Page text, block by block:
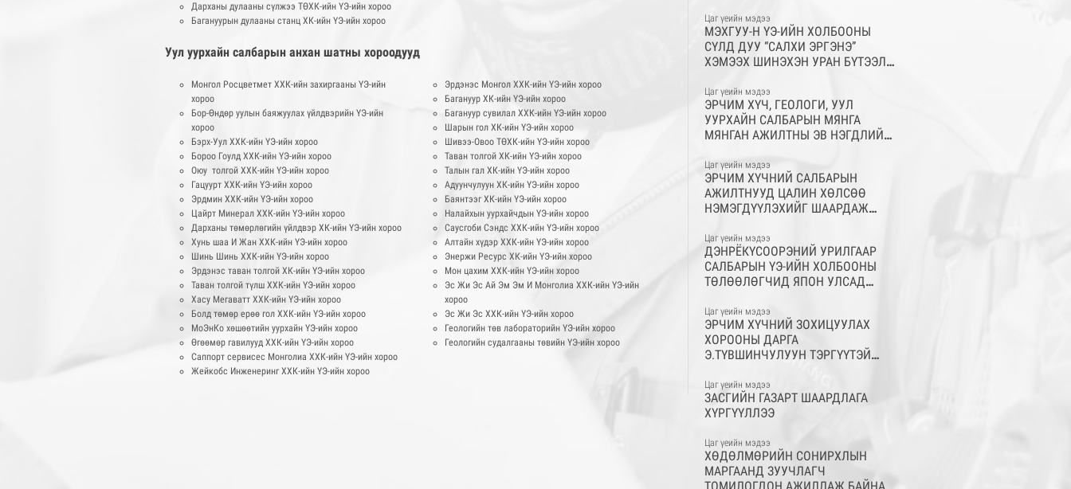
Дарханы дулааны сүлжээ ТӨХК-ийн ҮЭ-ийн хороо
Багануурын дулааны станц ХК-ийн ҮЭ-ийн хороо
Уул уурхайн салбарын анхан шатны хороодууд
Монгол Росцветмет ХХК-ийн захиргааны ҮЭ-ийн
хороо
Бор-Өндөр уулын баяжуулах үйлдвэрийн ҮЭ-ийн
хороо
Бэрх-Уул ХХК-ийн ҮЭ-ийн хороо
Бороо Гоулд ХХК-ийн ҮЭ-ийн хороо
Оюу толгой ХХК-ийн ҮЭ-ийн хороо
Гацуурт ХХК-ийн ҮЭ-ийн хороо
Эрдмин ХХК-ийн ҮЭ-ийн хороо
Цайрт Минерал ХХК-ийн ҮЭ-ийн хороо
Дарханы төмөрлөгийн үйлдвэр ХК-ийн ҮЭ-ийн хороо
Хунь шаа И Жан ХХК-ийн ҮЭ-ийн хороо
Шинь Шинь ХХК-ийн ҮЭ-ийн хороо
Эрдэнэс таван толгой ХК-ийн ҮЭ-ийн хороо
Таван толгой түлш ХХК-ийн ҮЭ-ийн хороо
Хасу Мегаватт ХХК-ийн ҮЭ-ийн хороо
Болд төмөр ерөө гол ХХК-ийн ҮЭ-ийн хороо
МоЭнКо хөшөөтийн уурхайн ҮЭ-ийн хороо
Өгөөмөр гавилууд ХХК-ийн ҮЭ-ийн хороо
Саппорт сервисес Монголиа ХХК-ийн ҮЭ-ийн хороо
Жейкобс Инженеринг ХХК-ийн ҮЭ-ийн хороо
Эрдэнэс Монгол ХХК-ийн ҮЭ-ийн хороо
Багануур ХК-ийн ҮЭ-ийн хороо
Багануур сувилал ХХК-ийн ҮЭ-ийн хороо
Шарын гол ХК-ийн ҮЭ-ийн хороо
Шивээ-Овоо ТӨХК-ийн ҮЭ-ийн хороо
Таван толгой ХК-ийн ҮЭ-ийн хороо
Талын гал ХК-ийн ҮЭ-ийн хороо
Адуунчулуун ХК-ийн ҮЭ-ийн хороо
Баянтээг ХК-ийн ҮЭ-ийн хороо
Налайхын уурхайчдын ҮЭ-ийн хороо
Саусгоби Сэндс ХХК-ийн ҮЭ-ийн хороо
Алтайн хүдэр ХХК-ийн ҮЭ-ийн хороо
Энержи Ресурс ХК-ийн ҮЭ-ийн хороо
Мон цахим ХХК-ийн ҮЭ-ийн хороо
Эс Жи Эс Ай Эм Эм И Монголиа ХХК-ийн ҮЭ-ийн
хороо
Эс Жи Эс ХХК-ийн ҮЭ-ийн хороо
Геологийн төв лабораторийн ҮЭ-ийн хороо
Геологийн судалгааны төвийн ҮЭ-ийн хороо
ХЭСГИЙГ БАЙГУУЛЛАА
Цаг үеийн мэдээ
МЭХГУУ-Н ҮЭ-ИЙН ХОЛБООНЫ
СҮЛД ДУУ “САЛХИ ЭРГЭНЭ”
ХЭМЭЭХ ШИНЭХЭН УРАН БҮТЭЭЛ
Цаг үеийн мэдээ
ЭРЧИМ ХҮЧ, ГЕОЛОГИ, УУЛ
УУРХАЙН САЛБАРЫН МЯНГА
МЯНГАН АЖИЛТНЫ ЭВ НЭГДЛИЙН
ҮЭ-ИЙН ХОЛБООНЫ ТҮҮХТ 30
ЖИЛИЙН ОЙН БАЯРЫН ХУРАЛ
ЁСЛОЛ ТӨГӨЛДӨР БОЛЖ
ӨНДӨРЛӨЛӨӨ
Цаг үеийн мэдээ
ЭРЧИМ ХҮЧНИЙ САЛБАРЫН
АЖИЛТНУУД ЦАЛИН ХӨЛСӨӨ
НЭМЭГДҮҮЛЭХИЙГ ШААРДАЖ
БАЙГУУЛЛАА
Цаг үеийн мэдээ
ДЭНРЁКҮСООРЭНИЙ УРИЛГААР
САЛБАРЫН ҮЭ-ИЙН ХОЛБООНЫ
ТӨЛӨӨЛӨГЧИД ЯПОН УЛСАД
Цаг үеийн мэдээ
ЭРЧИМ ХҮЧНИЙ ЗОХИЦУУЛАХ
ХОРООНЫ ДАРГА
Э.ТҮВШИНЧУЛУУН ТЭРГҮҮТЭЙ
САНАЛ СОЛИЛЦЛОО
Цаг үеийн мэдээ
ЗАСГИЙН ГАЗАРТ ШААРДЛАГА
ХҮРГҮҮЛЛЭЭ
Цаг үеийн мэдээ
ХӨДӨЛМӨРИЙН СОНИРХЛЫН
МАРГААНД ЗУУЧЛАГЧ